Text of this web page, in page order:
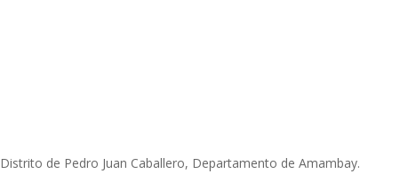
de Pedro Juan Caballero, Departamento de Amambay.